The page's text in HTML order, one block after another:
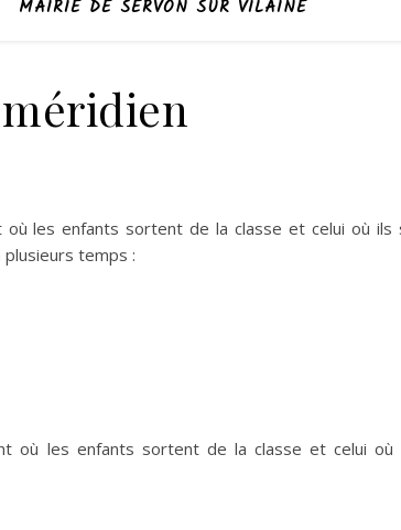
MAIRIE DE SERVON SUR VILAINE
les enfants sortent de la classe et celui où ils
temps :
où les enfants sortent de la classe et celui où